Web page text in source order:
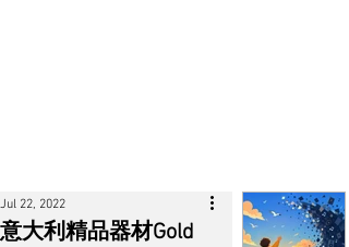
意大利精品器材Gold
Jul 22, 2022